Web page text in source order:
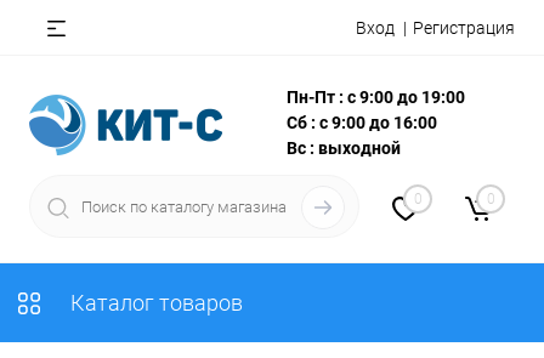
Вход Регистрация
Пн-Пт : с 9:00 до 19:00
Сб : с 9:00 до 16:00
Вс : выходной
0 0
Каталог товаров